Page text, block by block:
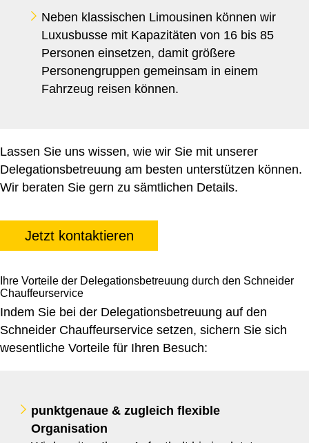
Neben klassischen Limousinen können wir
Luxusbusse mit Kapazitäten von 16 bis 85
Personen einsetzen, damit größere
Personengruppen gemeinsam in einem
Fahrzeug reisen können.
Lassen Sie uns wissen, wie wir Sie mit unserer
Delegationsbetreuung am besten unterstützen können.
Wir beraten Sie gern zu sämtlichen Details.
Jetzt kontaktieren
Ihre Vorteile der Delegationsbetreuung durch den Schneider
Chauffeurservice
Indem Sie bei der Delegationsbetreuung auf den
Schneider Chauffeurservice setzen, sichern Sie sich
wesentliche Vorteile für Ihren Besuch:
punktgenaue & zugleich flexible
Organisation